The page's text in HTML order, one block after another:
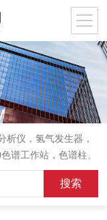
析仪，氢气发生器，
谱工作站，色谱柱、
析仪，紫外分光光度
分析天平等常规实验